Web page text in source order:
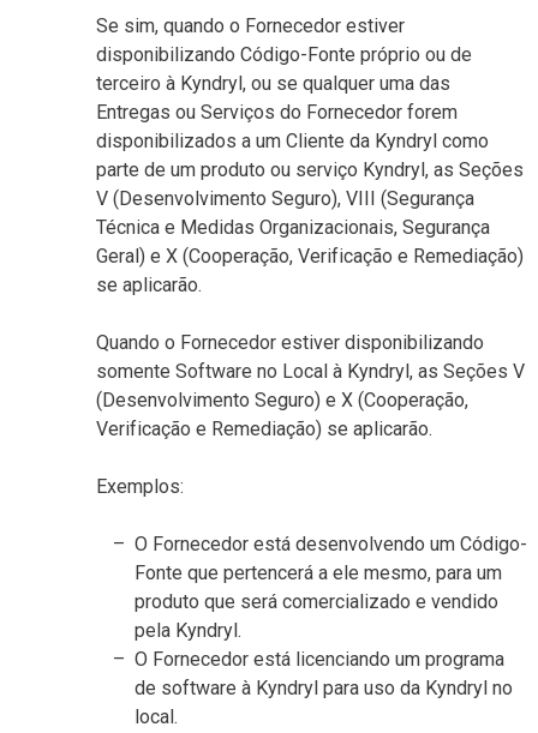
Se sim, quando o Fornecedor estiver
disponibilizando Código-Fonte próprio ou de
terceiro à Kyndryl, ou se qualquer uma das
Entregas ou Serviços do Fornecedor forem
disponibilizados a um Cliente da Kyndryl como
parte de um produto ou serviço Kyndryl, as Seções
V (Desenvolvimento Seguro), VIII (Segurança
Técnica e Medidas Organizacionais, Segurança
Geral) e X (Cooperação, Verificação e Remediação)
se aplicarão.
Quando o Fornecedor estiver disponibilizando
somente Software no Local à Kyndryl, as Seções V
(Desenvolvimento Seguro) e X (Cooperação,
Verificação e Remediação) se aplicarão.
Exemplos:
O Fornecedor está desenvolvendo um Código-
Fonte que pertencerá a ele mesmo, para um
produto que será comercializado e vendido
pela Kyndryl.
O Fornecedor está licenciando um programa
de software à Kyndryl para uso da Kyndryl no
local.